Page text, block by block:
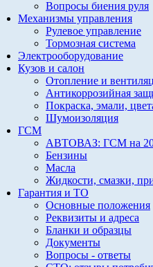
Вопросы биения руля
Механизмы управления
Рулевое управление
Тормозная система
Электрооборудование
Кузов и салон
Отопление и
Антикоррозийная
Покраска, эмали,
Шумоизоляция
ГСМ
АВТОВАЗ: ГСМ на
Бензины
Масла
Жидкости, смазки,
Гарантия и ТО
Основные положения
Реквизиты и адреса
Бланки и образцы
Документы
Вопросы - ответы